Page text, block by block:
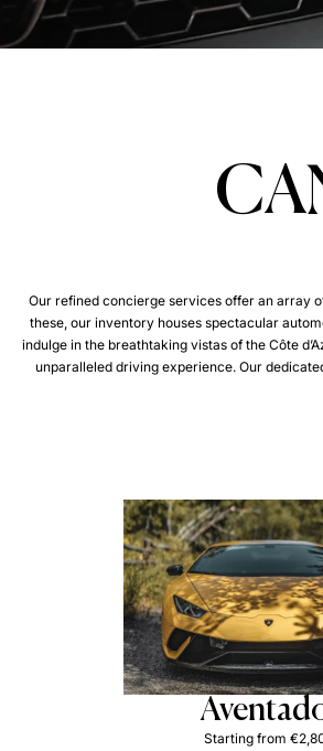
Our refined concierge services offer an array
these, our inventory houses spectacular
indulge in the breathtaking vistas of the Côte
unparalleled driving experience. Our
Starting from